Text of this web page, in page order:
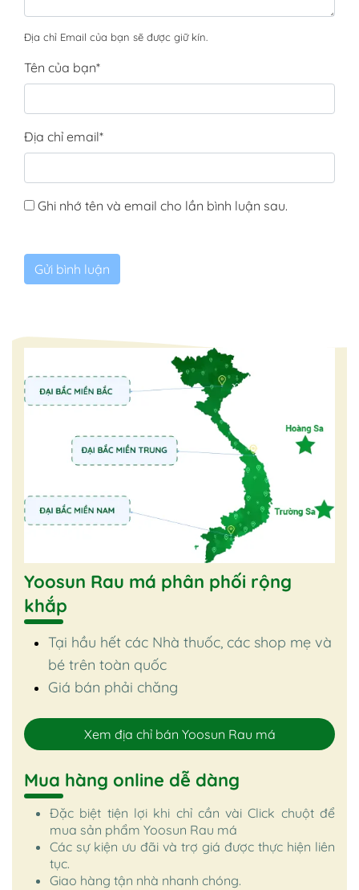
Địa chỉ Email của bạn sẽ được giữ kín.
Tên của bạn*
Địa chỉ email*
Ghi nhớ tên và email cho lần bình luận sau.
Yoosun Rau má phân phối rộng
khắp
Tại hầu hết các Nhà thuốc, các shop mẹ và
bé trên toàn quốc
Giá bán phải chăng
Xem địa chỉ bán Yoosun Rau má
Mua hàng online dễ dàng
Đặc biệt tiện lợi khi chỉ cần vài Click chuột để
mua sản phẩm Yoosun Rau má
Các sự kiện ưu đãi và trợ giá được thực hiện liên
tục.
Giao hàng tận nhà nhanh chóng.